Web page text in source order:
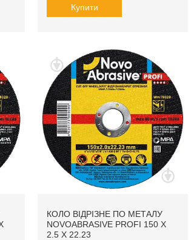
Купити
КОЛО ВІДРІЗНЕ ПО МЕТАЛУ
NOVOABRASIVE PROFI 150 X
2.5 X 22.23